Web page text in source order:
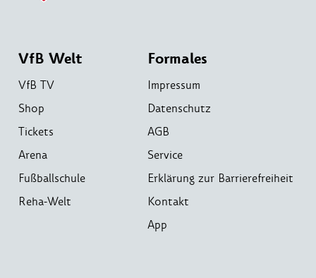
VfB Welt
VfB TV
Shop
Tickets
Arena
Fußballschule
Reha-Welt
Formales
Impressum
Datenschutz
AGB
Service
Erklärung zur Barrierefreiheit
Kontakt
App